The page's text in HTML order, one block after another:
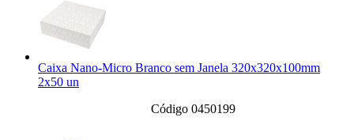
Caixa Nano-Micro Branco sem Janela 320x320x100mm
2x50 un
Código 0450199